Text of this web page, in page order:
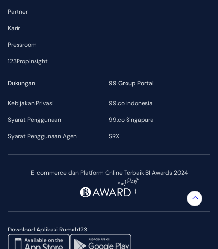
E-commerce dan Platform Online Terbaik BI Awards 2024
Download Aplikasi Rumah123
Partner
Karir
Pressroom
123PropInsight
Dukungan
Kebijakan Privasi
Syarat Penggunaan
Syarat Penggunaan Agen
99 Group Portal
99.co Indonesia
99.co Singapura
SRX